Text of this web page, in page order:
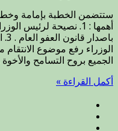
ستتضمن الخطبة بإمامة
الوزراء رفع موضوع
الجميع بروح التسامح والأخوة . 5. أمانة الله
أكمل القراءة »